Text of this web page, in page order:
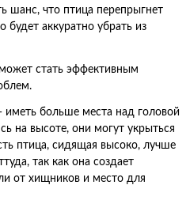
шанс, что птица перепрыгнет
будет аккуратно убрать из
может стать эффективным
больше места над головой
на высоте, они могут укрыться
птица, сидящая высоко, лучше
так как она создает
от хищников и место для